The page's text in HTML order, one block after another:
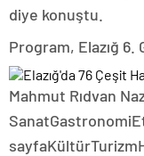
diye konuştu.
Program, Elazığ 6.
Mahmut Rıdvan